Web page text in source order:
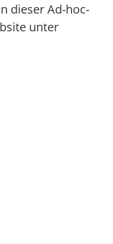
dieser Ad-hoc-
unter